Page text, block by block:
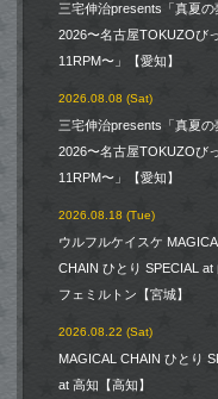
三宅伸治presents「真夏の
2026〜名古屋TOKUZOび
11RPM〜」【愛知】
2026.08.08 (Sat)
三宅伸治presents「真夏の
2026〜名古屋TOKUZOび
11RPM〜」【愛知】
2026.08.18 (Tue)
ウルフルケイスケ
CHAIN ひとり SPECIAL at
フェミルトン【宮城】
2026.08.22 (Sat)
MAGICAL CHAIN ひとり
at 高知【高知】